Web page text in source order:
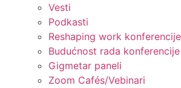
Vesti
Podkasti
Reshaping work konferencije
Budućnost rada konferencije
Gigmetar paneli
Zoom Cafés/Vebinari